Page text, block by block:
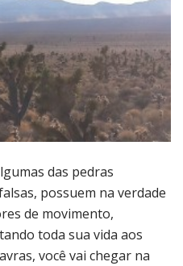
das pedras
possuem na verdade
de movimento,
toda sua vida aos
você vai chegar na